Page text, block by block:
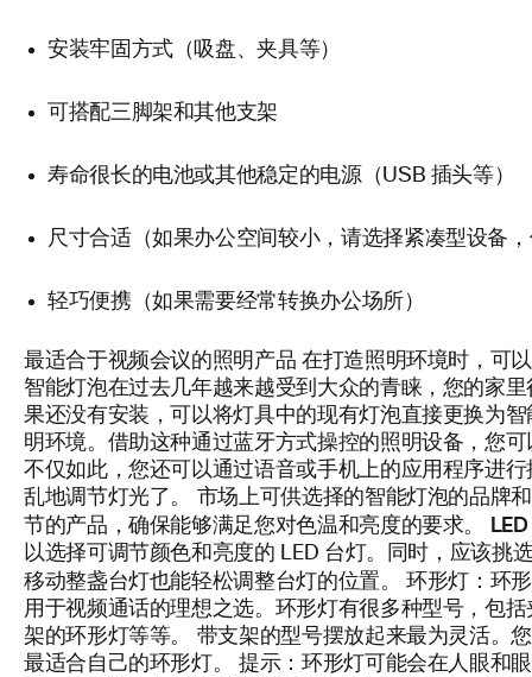
安装牢固方式（吸盘、夹具等）
可搭配三脚架和其他支架
寿命很长的电池或其他稳定的电源（USB 插头等）
尺寸合适（如果办公空间较小，请选择紧凑型设备
轻巧便携（如果需要经常转换办公场所）
最适合于视频会议的照明产品 在打造照明环境时，可
智能灯泡在过去几年越来越受到大众的青睐，您的家
果还没有安装，可以将灯具中的现有灯泡直接更换为
明环境。借助这种通过蓝牙方式操控的照明设备，您
不仅如此，您还可以通过语音或手机上的应用程序进
乱地调节灯光了。 市场上可供选择的智能灯泡的品牌
节的产品，确保能够满足您对色温和亮度的要求。
以选择可调节颜色和亮度的 LED 台灯。同时，应该挑
移动整盏台灯也能轻松调整台灯的位置。环形灯： 环
用于视频通话的理想之选。环形灯有很多种型号，包
架的环形灯等等。 带支架的型号摆放起来最为灵活。
最适合自己的环形灯。 提示：环形灯可能会在人眼和